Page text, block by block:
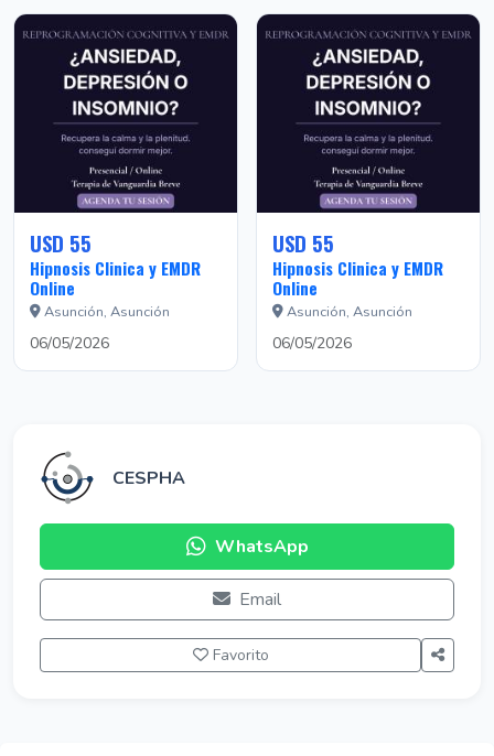
USD 55
Hipnosis Clinica y EMDR
Online
Asunción, Asunción
06/05/2026
USD 55
Hipnosis Clinica y EMDR
Online
Asunción, Asunción
06/05/2026
CESPHA
WhatsApp
Email
Favorito